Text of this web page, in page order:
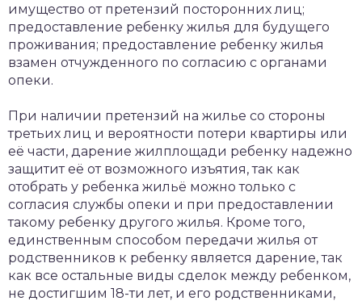
имущество от претензий посторонних лиц;
предоставление ребенку жилья для будущего
проживания; предоставление ребенку жилья
взамен отчужденного по согласию с органами
опеки.
При наличии претензий на жилье со стороны
третьих лиц и вероятности потери квартиры или
её части, дарение жилплощади ребенку надежно
защитит её от возможного изъятия, так как
отобрать у ребенка жильё можно только с
согласия службы опеки и при предоставлении
такому ребенку другого жилья. Кроме того,
единственным способом передачи жилья от
родственников к ребенку является дарение, так
как все остальные виды сделок между ребенком,
не достигшим 18-ти лет, и его родственниками,